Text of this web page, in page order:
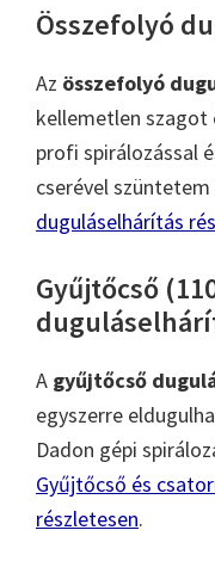
Összefolyó
Az összefolyó
kellemetlen szagot
profi spirálozással
cserével
duguláselhárítás
Gyűjtőcső
A gyűjtőcső
egyszerre
Dadon gépi
Gyűjtőcső és
részletesen.